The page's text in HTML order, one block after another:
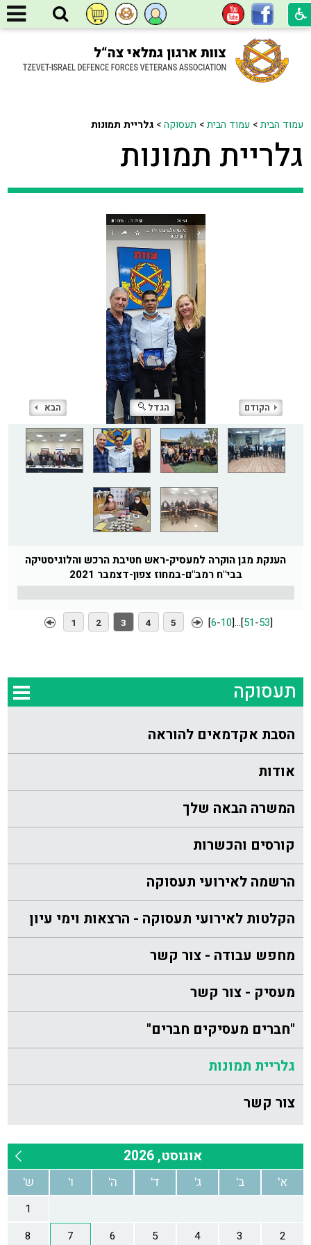
עמוד הבית> עמוד הבית> תעסוקה>גלריית תמונות
גלריית תמונות
הקודם הגדל הבא
הענקת מגן הוקרה למעסיק-ראש חטיבת הרכש והלוגיסטיקה
בבי"ח רמב"ם-במחוז צפון-דצמבר 2021
1 2 3 4 5 [6-10]...[51-53]
תעסוקה
הסבת אקדמאים להוראה
אודות
המשרה הבאה שלך
קורסים והכשרות
הרשמה לאירועי תעסוקה
הקלטות לאירועי תעסוקה - הרצאות וימי עיון
מחפש עבודה - צור קשר
מעסיק - צור קשר
"חברים מעסיקים חברים"
גלריית תמונות
צור קשר